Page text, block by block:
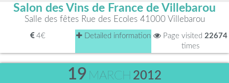
Salon des Vins de France de Villebarou
Salle des fêtes Rue des Ecoles 41000 Villebarou
4€ Detailed information Page visited 22674
times
19 MARCH 2012